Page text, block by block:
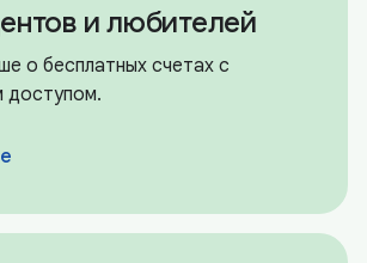
и любителей
о бесплатных счетах с
доступом.